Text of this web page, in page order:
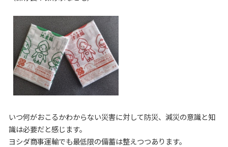
いつ何がおこるかわからない災害に対して防災、減災の意識と知
識は必要だと感じます。
ヨシダ商事運輸でも最低限の備蓄は整えつつあります。